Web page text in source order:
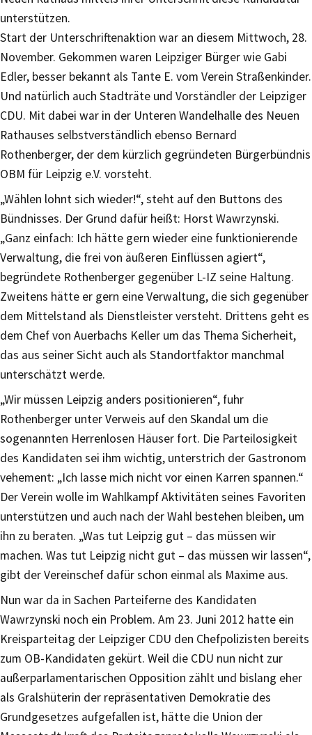
unterstützen.
Start der Unterschriftenaktion war an diesem Mittwoch, 28.
November. Gekommen waren Leipziger Bürger wie Gabi
Edler, besser bekannt als Tante E. vom Verein Straßenkinder.
Und natürlich auch Stadträte und Vorständler der Leipziger
CDU. Mit dabei war in der Unteren Wandelhalle des Neuen
Rathauses selbstverständlich ebenso Bernard
Rothenberger, der dem kürzlich gegründeten Bürgerbündnis
OBM für Leipzig e.V. vorsteht.
„Wählen lohnt sich wieder!“, steht auf den Buttons des
Bündnisses. Der Grund dafür heißt: Horst Wawrzynski.
„Ganz einfach: Ich hätte gern wieder eine funktionierende
Verwaltung, die frei von äußeren Einflüssen agiert“,
begründete Rothenberger gegenüber L-IZ seine Haltung.
Zweitens hätte er gern eine Verwaltung, die sich gegenüber
dem Mittelstand als Dienstleister versteht. Drittens geht es
dem Chef von Auerbachs Keller um das Thema Sicherheit,
das aus seiner Sicht auch als Standortfaktor manchmal
unterschätzt werde.
„Wir müssen Leipzig anders positionieren“, fuhr
Rothenberger unter Verweis auf den Skandal um die
sogenannten Herrenlosen Häuser fort. Die Parteilosigkeit
des Kandidaten sei ihm wichtig, unterstrich der Gastronom
vehement: „Ich lasse mich nicht vor einen Karren spannen.“
Der Verein wolle im Wahlkampf Aktivitäten seines Favoriten
unterstützen und auch nach der Wahl bestehen bleiben, um
ihn zu beraten. „Was tut Leipzig gut – das müssen wir
machen. Was tut Leipzig nicht gut – das müssen wir lassen“,
gibt der Vereinschef dafür schon einmal als Maxime aus.
Nun war da in Sachen Parteiferne des Kandidaten
Wawrzynski noch ein Problem. Am 23. Juni 2012 hatte ein
Kreisparteitag der Leipziger CDU den Chefpolizisten bereits
zum OB-Kandidaten gekürt. Weil die CDU nun nicht zur
außerparlamentarischen Opposition zählt und bislang eher
als Gralshüterin der repräsentativen Demokratie des
Grundgesetzes aufgefallen ist, hätte die Union der